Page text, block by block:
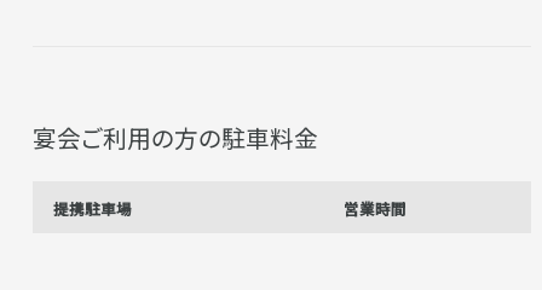
宴会ご利用の方の駐車料金
提携駐車場 営業時間